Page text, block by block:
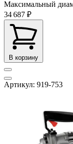
Максимальный
34 687 ₽
В корзину
Артикул: 919-753